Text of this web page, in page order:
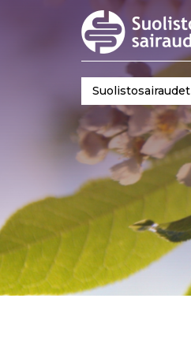
Suolistosairaudet